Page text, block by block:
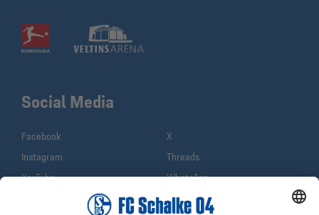
Social Media
Facebook
X
Instagram
Threads
YouTube
WhatsApp
Sina Weibo